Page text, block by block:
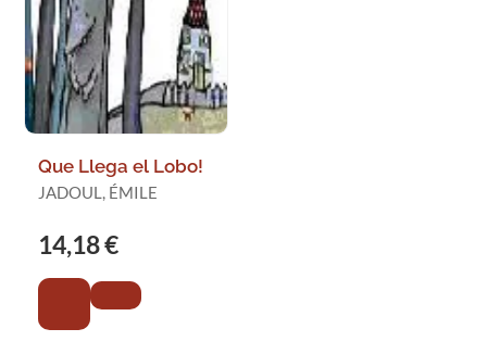
Que Llega el Lobo!
JADOUL, ÉMILE
14,18 €